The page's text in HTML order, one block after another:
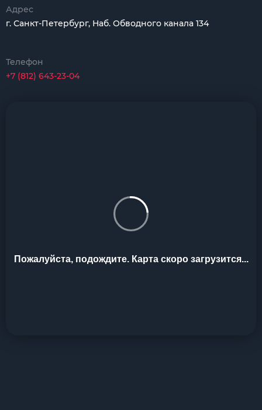
Адрес
г. Санкт-Петербург, Наб. Обводного канала 134
Телефон
+7 (812) 643-23-04
Пожалуйста, подождите. Карта скоро загрузится...